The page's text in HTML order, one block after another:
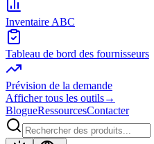
Inventaire ABC
Tableau de bord des fournisseurs
Prévision de la demande
Afficher tous les outils→
BlogueRessourcesContacter